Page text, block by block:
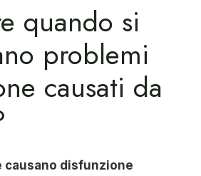
quando si
problemi
causati da
causano disfunzione